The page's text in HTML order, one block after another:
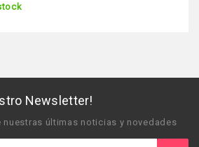
Newsletter!
nuestras últimas noticias y novedades